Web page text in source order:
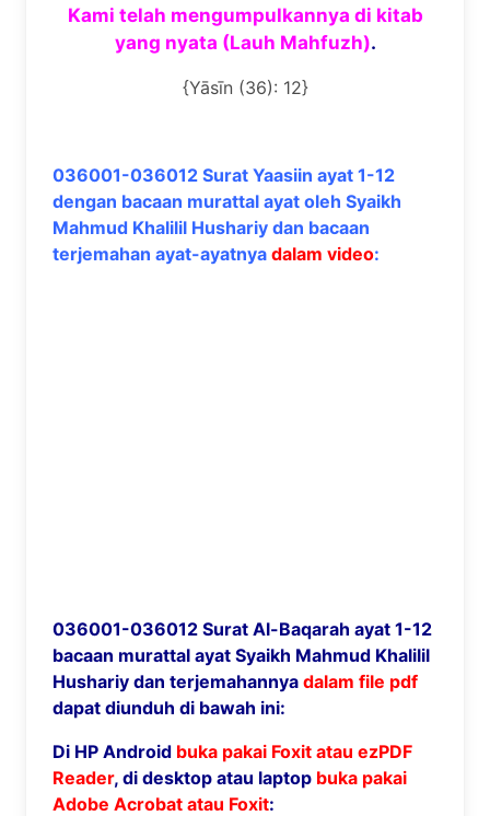
Kami telah mengumpulkannya di kitab
yang nyata (Lauh Mahfuzh).
{Yāsīn (36): 12}
036001-036012 Surat Yaasiin ayat 1-12
dengan bacaan murattal ayat oleh Syaikh
Mahmud Khalilil Hushariy dan bacaan
terjemahan ayat-ayatnya dalam video:
036001-036012 Surat Al-Baqarah ayat 1-12
bacaan murattal ayat Syaikh Mahmud Khalilil
Hushariy dan terjemahannya dalam file pdf
dapat diunduh di bawah ini:
Di HP Android buka pakai Foxit atau ezPDF
Reader, di desktop atau laptop buka pakai
Adobe Acrobat atau Foxit: